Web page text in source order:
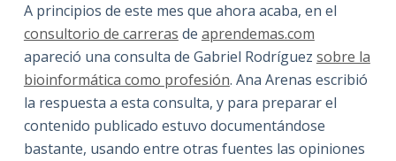
n
e
n
d
o
A principios de este mes que ahora acaba, en el
consultorio de carreras de aprendemas.com
apareció una consulta de Gabriel Rodríguez sobre la
bioinformática como profesión. Ana Arenas escribió
la respuesta a esta consulta, y para preparar el
contenido publicado estuvo documentándose
bastante, usando entre otras fuentes las opiniones